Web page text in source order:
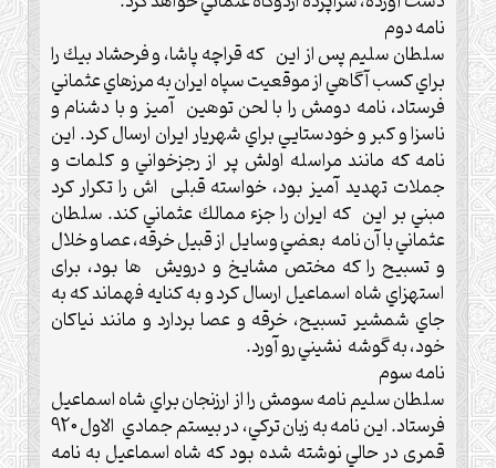
نامه دوم
سلطان سليم پس از اين كه قراچه پاشا، و فرحشاد بيك را
براي كسب آگاهي از موقعيت سپاه ايران به مرزهاي عثماني
فرستاد، نامه دومش را با لحن توهين آميز و با دشنام و
ناسزا و كبر و خودستايي براي شهريار ايران ارسال كرد.‌ اين
نامه كه مانند مراسله اولش پر از رجزخواني و كلمات و
جملات تهديد آميز بود، خواسته قبلی اش را تكرار كرد
مبني بر اين كه ايران را جزء ممالك عثماني كند.‌ سلطان
عثماني با آن نامه بعضي وسايل از قبيل خرقه، عصا و خلال
و تسبيح را كه مختص مشايخ و درويش ها بود، برای
استهزاي شاه اسماعيل ارسال كرد و به كنايه فهماند كه به
جاي شمشير تسبيح، خرقه و عصا بردارد و مانند نياكان
خود، به گوشه نشيني رو آورد.‌
نامه سوم
سلطان سليم نامه سومش را از ارزنجان براي شاه اسماعيل
فرستاد. اين نامه به زبان تركي، در بیستم جمادي الاول 920
قمری در حالي نوشته شده بود كه شاه اسماعيل به نامه